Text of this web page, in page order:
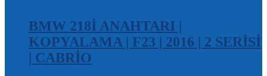
BMW 218İ ANAHTARI |
KOPYALAMA | F23 | 2016 | 2 SERİSİ
| CABRİO